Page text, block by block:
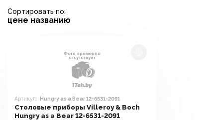
Сортировать по:
цене названию
Артикул: Hungry as a Bear 12-6531-2091
Столовые приборы Villeroy & Boch
Hungry as a Bear 12-6531-2091